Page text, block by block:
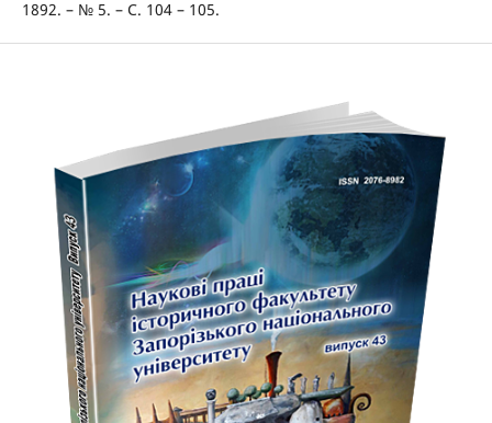
1892. – № 5. – С. 104 – 105.